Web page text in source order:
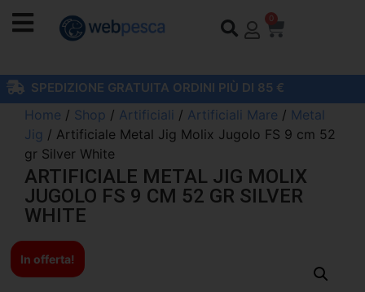
0
SPEDIZIONE GRATUITA ORDINI PIÙ DI 85 €
Home / Shop / Artificiali / Artificiali Mare / Metal
Jig / Artificiale Metal Jig Molix Jugolo FS 9 cm 52
gr Silver White
ARTIFICIALE METAL JIG MOLIX
JUGOLO FS 9 CM 52 GR SILVER
WHITE
In offerta!